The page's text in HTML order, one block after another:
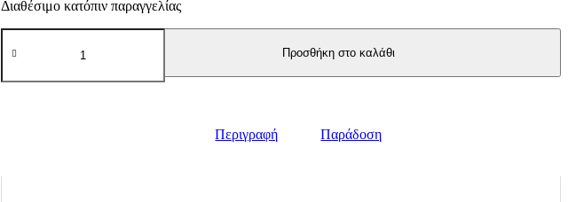
Διαθέσιμο κατόπιν παραγγελίας
ΔΙΠΛΟ
ΚΡΕΒΑΤΙ
Oslo
Προσθήκη στο καλάθι
Περιγραφή Παράδοση